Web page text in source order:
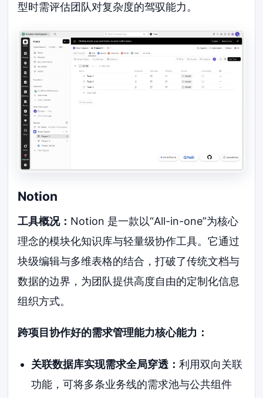
型时需评估团队对复杂度的驾驭能力。
Notion
工具概况： Notion 是一款以“All-in-one”为核心
理念的模块化知识库与轻量级协作工具。它通过
块级编辑与多维表格的结合，打破了传统文档与
数据的边界，为团队提供高度自由的定制化信息
组织方式。
跨项目协作好的需求管理能力核心能力：
关联数据库实现需求全局穿透： 利用双向关联
功能，可将多条业务线的需求池与公共组件